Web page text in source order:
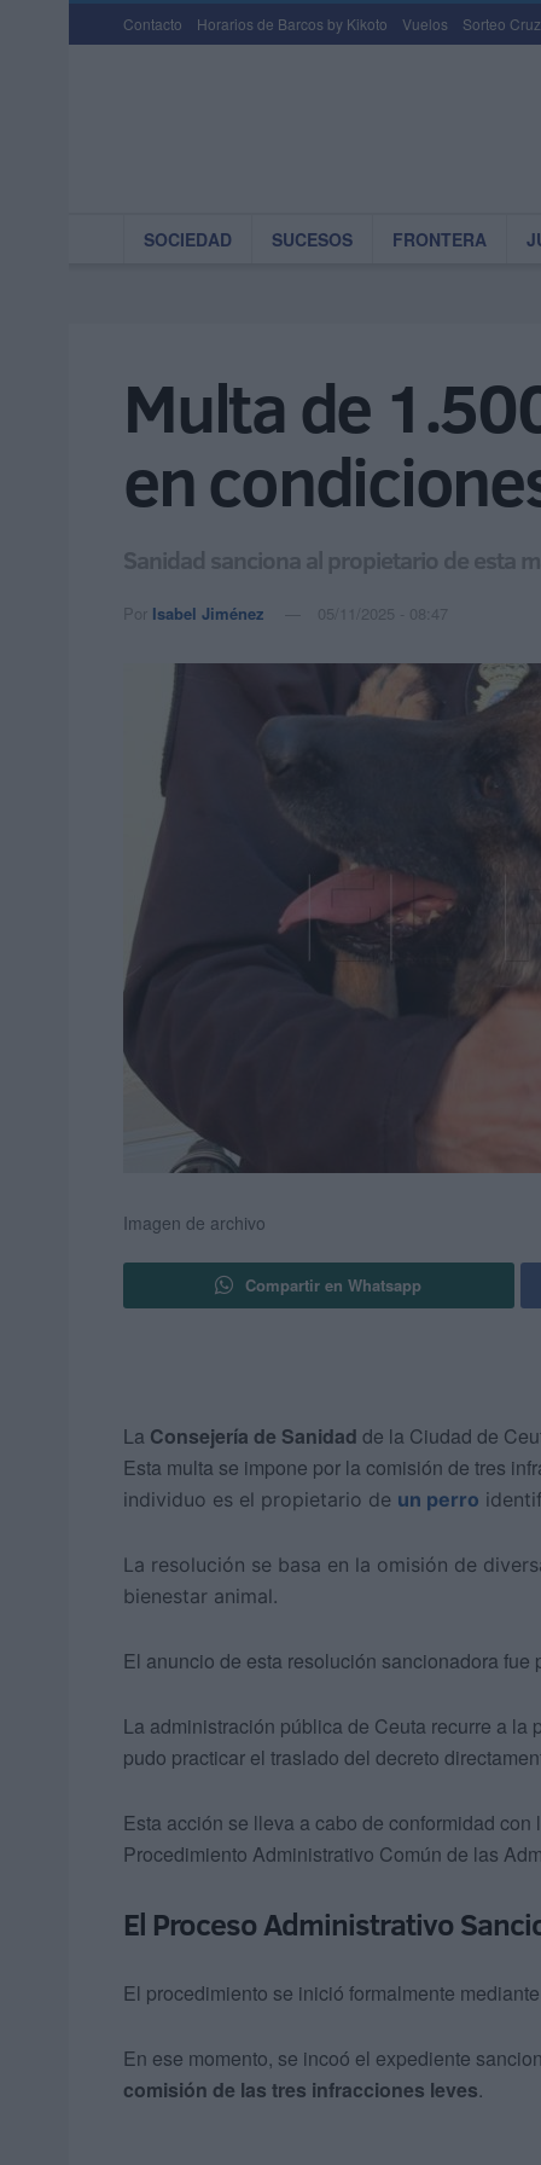
Contacto Horarios de Barcos by Kikoto Vuelos Sorteo
SOCIEDAD SUCESOS FRONTERA
Multa de
en
Sanidad sanciona al propietario de esta
Por Isabel Jiménez 05/11/2025 - 08:47
Imagen de archivo
Compartir en Whatsapp
La Consejería de Sanidad de la Ciudad de
Esta multa se impone por la comisión de tres
individuo es el propietario de un perro
La resolución se basa en la omisión de
bienestar animal.
El anuncio de esta resolución sancionadora fue
La administración pública de Ceuta recurre a
pudo practicar el traslado del decreto
Esta acción se lleva a cabo de conformidad
Procedimiento Administrativo Común de las
El Proceso Administrativo
El procedimiento se inició formalmente
En ese momento, se incoó el expediente
comisión de las tres infracciones leves.